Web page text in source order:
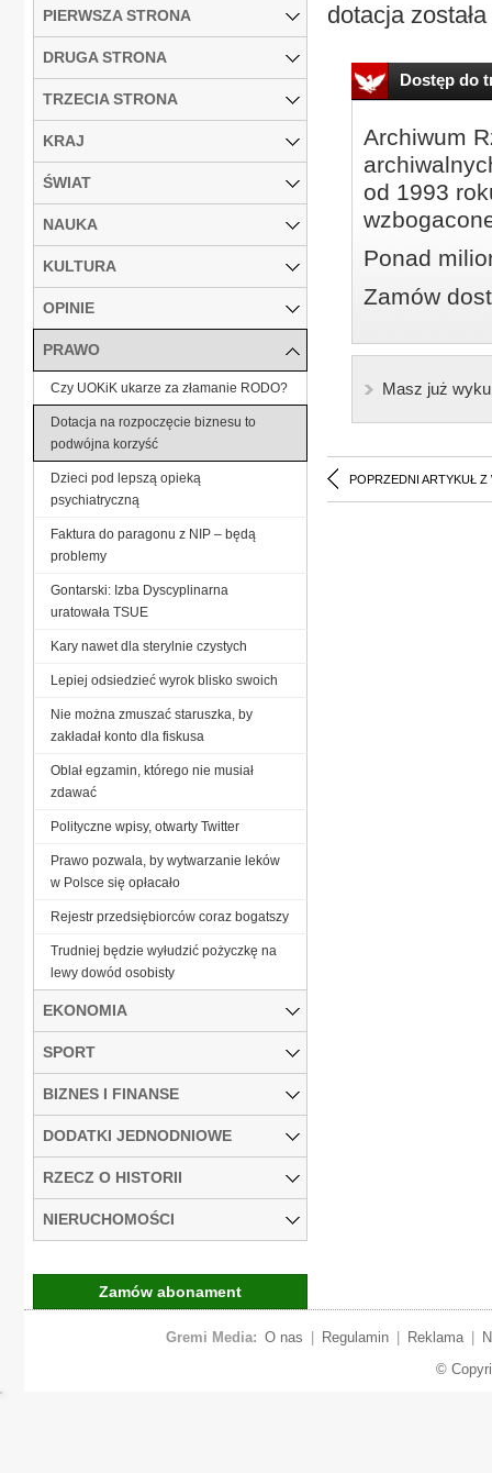
dotacja
Dostęp do
Archiwum
od 1993
Ponad
Zamów
Masz już
POPRZEDNI ARTYKUŁ Z
PIERWSZA STRONA
DRUGA STRONA
TRZECIA STRONA
KRAJ
ŚWIAT
NAUKA
KULTURA
OPINIE
PRAWO
Czy UOKiK ukarze za złamanie RODO?
Dotacja na rozpoczęcie biznesu to
podwójna korzyść
Dzieci pod lepszą opieką
psychiatryczną
Faktura do paragonu z NIP – będą
problemy
Gontarski: Izba Dyscyplinarna
uratowała TSUE
Kary nawet dla sterylnie czystych
Lepiej odsiedzieć wyrok blisko swoich
Nie można zmuszać staruszka, by
zakładał konto dla fiskusa
Oblał egzamin, którego nie musiał
zdawać
Polityczne wpisy, otwarty Twitter
Prawo pozwala, by wytwarzanie leków
w Polsce się opłacało
Rejestr przedsiębiorców coraz bogatszy
Trudniej będzie wyłudzić pożyczkę na
lewy dowód osobisty
EKONOMIA
SPORT
BIZNES I FINANSE
DODATKI JEDNODNIOWE
RZECZ O HISTORII
NIERUCHOMOŚCI
Zamów abonament
Gremi Media: O nas Regulamin Reklama
©